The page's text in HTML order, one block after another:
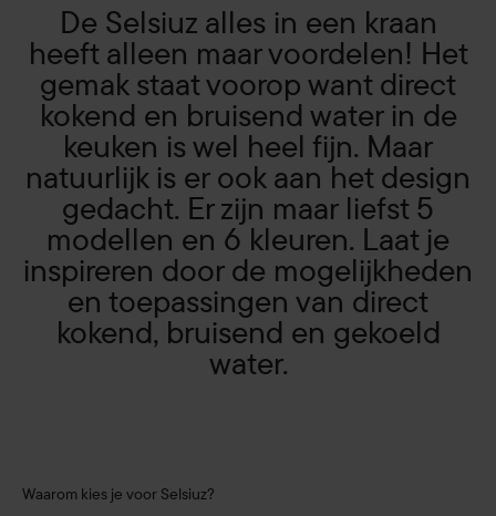
De Selsiuz alles in een kraan
heeft alleen maar voordelen! Het
gemak staat voorop want direct
kokend en bruisend water in de
keuken is wel heel fijn. Maar
natuurlijk is er ook aan het design
gedacht. Er zijn maar liefst 5
modellen en 6 kleuren. Laat je
inspireren door de mogelijkheden
en toepassingen van direct
kokend, bruisend en gekoeld
water.
Waarom kies je voor Selsiuz?